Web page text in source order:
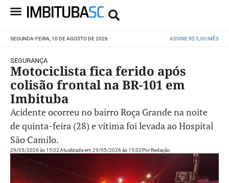
SEGUNDA-FEIRA, 10 DE AGOSTO DE 2026 ASSINE R$ 0,00/MÊS
SEGURANÇA
Motociclista fica ferido após
colisão frontal na BR-101 em
Imbituba
Acidente ocorreu no bairro Roça Grande na noite
de quinta-feira (28) e vítima foi levada ao Hospital
São Camilo.
29/05/2026 às 15:02Atualizada em 29/05/2026 às 15:02PorRedação